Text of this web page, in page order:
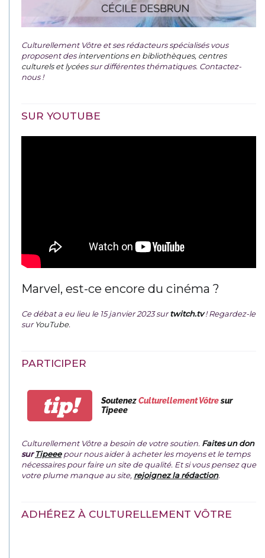
Culturellement Vôtre et ses rédacteurs spécialisés vous
proposent desinterventions en bibliothèques, centres
culturels et lycéessur différentes thématiques. Contactez-
nous !
SUR YOUTUBE
Marvel, est-ce encore du cinéma ?
Ce débat a eu lieu le 15 janvier 2023 surtwitch.tv ! Regardez-le
surYouTube.
PARTICIPER
tip! SoutenezCulturellement Vôtresur
Tipeee
Culturellement Vôtre a besoin de votre soutien. Faites un don
surTipeeepour nous aider à acheter les moyens et le temps
nécessaires pour faire un site de qualité. Et si vous pensez que
votre plume manque au site, rejoignez la rédaction.
ADHÉREZ À CULTURELLEMENT VÔTRE